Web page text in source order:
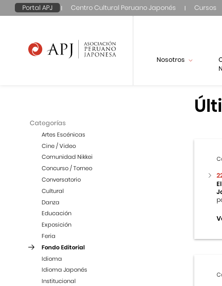
Portal APJ Centro Cultural Peruano Japonés Cursos
Nosotros
Categorías
Artes Escénicas
Cine / Video
Comunidad Nikkei
Concurso / Torneo
Conversatorio
Cultural
Danza
Educación
Exposición
Feria
Fondo Editorial
Idioma
Idioma Japonés
Institucional